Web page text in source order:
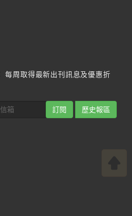
每周取得最新出刊訊息及優惠折
訂閱 歷史報區